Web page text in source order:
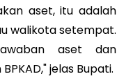
aset, itu adalah
walikota setempat.
aset dan
jelas Bupati.